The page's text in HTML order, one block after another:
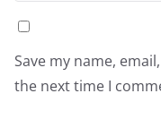
Save my name,
the next time I